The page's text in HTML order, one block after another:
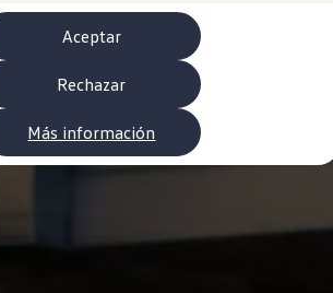
Aceptar
Rechazar
Más información
vehículos eléctricos
con aplicaciones y servicios digitales
Map Update
del software, los mapas y las
servicios para tu modelo
Taxis